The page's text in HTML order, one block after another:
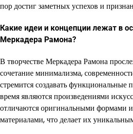
пор достиг заметных успехов и
Какие идеи и концепции лежат в
Меркадера Рамона?
В творчестве Меркадера Рамона
сочетание минимализма,
стремится создавать функциональные
время являются произведениями
отличаются оригинальными формами
материалами, что делает их